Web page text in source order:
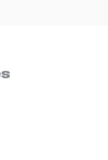
Para ter uma melhor